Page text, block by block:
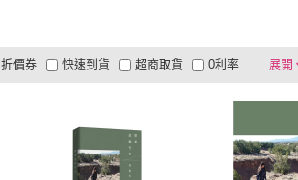
展開
折價券
有影片
商品有量 電視購物
快速到貨 超商取貨 0利率